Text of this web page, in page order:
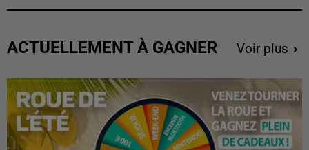
ACTUELLEMENT À GAGNER Voir plus